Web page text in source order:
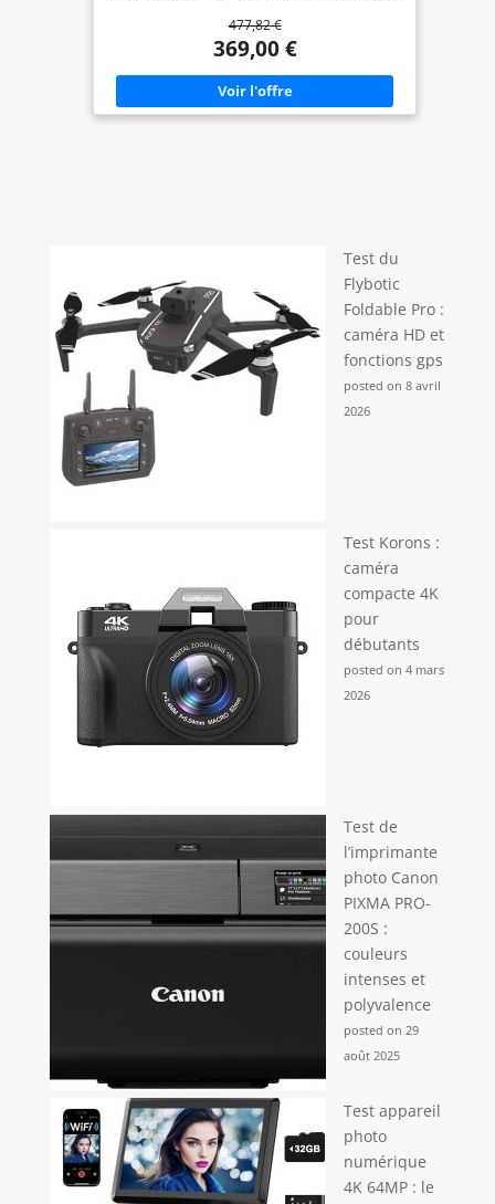
batterie ; Chargeur de batterie LC-E10E Filtres
créatifs avancés Processeur DIGIC 4+
477,82 €
369,00 €
Test du
Flybotic
Foldable Pro :
caméra HD et
fonctions gps
posted on 8 avril
2026
Test Korons :
caméra
compacte 4K
pour
débutants
posted on 4 mars
2026
Test de
l’imprimante
photo Canon
PIXMA PRO-
200S :
couleurs
intenses et
polyvalence
posted on 29
août 2025
Test appareil
photo
numérique
4K 64MP : le